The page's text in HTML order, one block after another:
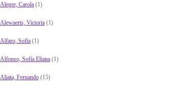
Alegre, Carola(1)
Alewaerts, Victoria(1)
Alfaro, Sofía(1)
Alfonso, Sofía Eliana(1)
Aliata, Fernando(15)